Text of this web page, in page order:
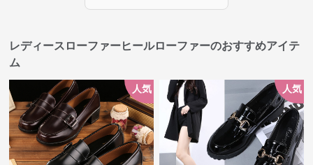
レディースローファーヒールローファーのおすすめアイテ
ム
人気 人気